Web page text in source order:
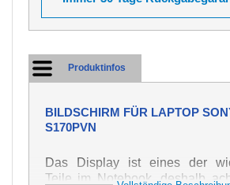
Produktinfos
BILDSCHIRM FÜR LAPTOP
S170PVN
Das Display ist eines der
Teile im Notebook, deshalb